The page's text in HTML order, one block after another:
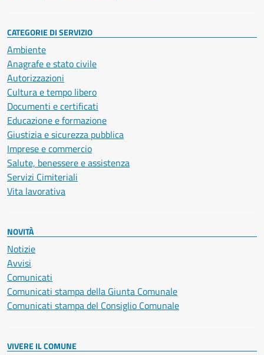
CATEGORIE DI SERVIZIO
Ambiente
Anagrafe e stato civile
Autorizzazioni
Cultura e tempo libero
Documenti e certificati
Educazione e formazione
Giustizia e sicurezza pubblica
Imprese e commercio
Salute, benessere e assistenza
Servizi Cimiteriali
Vita lavorativa
NOVITÀ
Notizie
Avvisi
Comunicati
Comunicati stampa della Giunta Comunale
Comunicati stampa del Consiglio Comunale
VIVERE IL COMUNE